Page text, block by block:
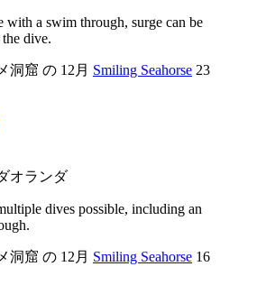
with a swim through, surge can be
dive.
洞窟 の 12月 Smiling Seahorse 23
オランダ
dives possible, including an
洞窟 の 12月 Smiling Seahorse 16